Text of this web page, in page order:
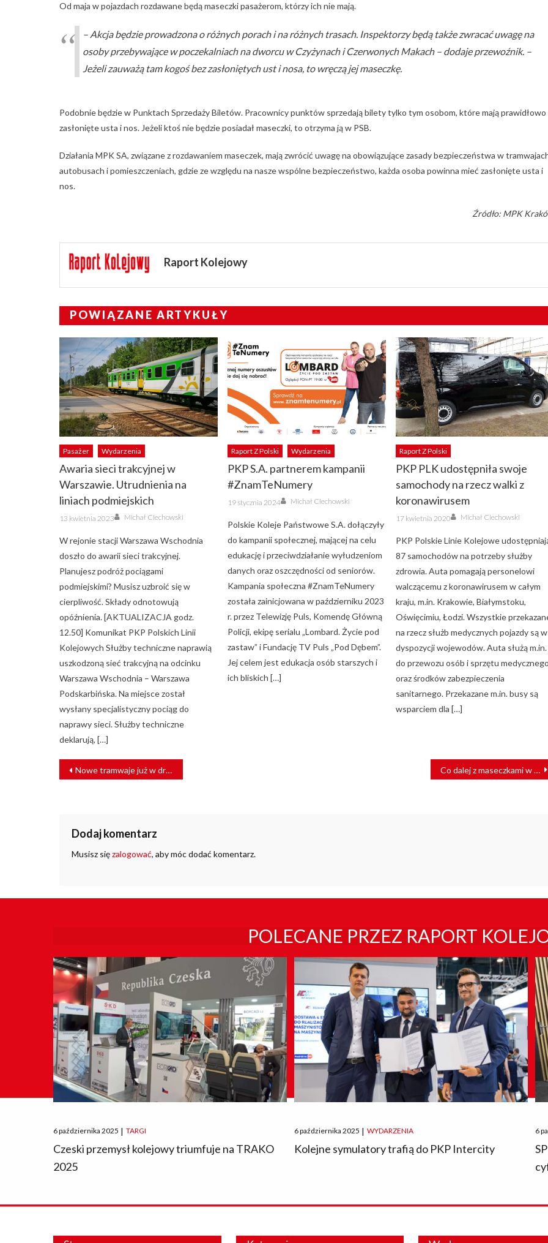
Od maja w pojazdach rozdawane będą maseczki pasażerom, którzy ich nie mają.
– Akcja będzie prowadzona o różnych porach i na różnych trasach. Inspektorzy będą także zwracać uwagę na
osoby przebywające w poczekalniach na dworcu w Czyżynach i Czerwonych Makach – dodaje przewoźnik. –
Jeżeli zauważą tam kogoś bez zasłoniętych ust i nosa, to wręczą jej maseczkę.
Podobnie będzie w Punktach Sprzedaży Biletów. Pracownicy punktów sprzedają bilety tylko tym osobom, które mają prawidłowo
zasłonięte usta i nos. Jeżeli ktoś nie będzie posiadał maseczki, to otrzyma ją w PSB.
Działania MPK SA, związane z rozdawaniem maseczek, mają zwrócić uwagę na obowiązujące zasady bezpieczeństwa w
autobusach i pomieszczeniach, gdzie ze względu na nasze wspólne bezpieczeństwo, każda osoba powinna mieć zasłonięte usta i
nos.
Źródło: MPK
Raport Kolejowy
POWIĄZANE ARTYKUŁY
Pasażer Wydarzenia
Awaria sieci trakcyjnej w
Warszawie. Utrudnienia na
liniach podmiejskich
Posted
on
13 kwietnia 2023 Author
Michał Ciechowski
W rejonie stacji Warszawa Wschodnia
doszło do awarii sieci trakcyjnej.
Planujesz podróż pociągami
podmiejskimi? Musisz uzbroić się w
cierpliwość. Składy odnotowują
opóźnienia. [AKTUALIZACJA godz.
12.50] Komunikat PKP Polskich Linii
Kolejowych Służby techniczne naprawią
uszkodzoną sieć trakcyjną na odcinku
Warszawa Wschodnia – Warszawa
Podskarbińska. Na miejsce został
wysłany specjalistyczny pociąg do
naprawy sieci. Służby techniczne
deklarują, […]
Raport Z Polski Wydarzenia
PKP S.A. partnerem kampanii
#ZnamTeNumery
Posted
on
19 stycznia 2024 Author
Michał Ciechowski
Polskie Koleje Państwowe S.A. dołączyły
do kampanii społecznej, mającej na celu
edukację i przeciwdziałanie wyłudzeniom
danych oraz oszczędności od seniorów.
Kampania społeczna #ZnamTeNumery
została zainicjowana w październiku 2023
r. przez Telewizję Puls, Komendę Główną
Policji, ekipę serialu „Lombard. Życie pod
zastaw” i Fundację TV Puls „Pod Dębem”.
Jej celem jest edukacja osób starszych i
ich bliskich […]
Raport Z Polski
PKP PLK udostępniła swoje
samochody na rzecz walki z
koronawirusem
Posted
on
17 kwietnia 2020 Author
Michał Ciechowski
PKP Polskie Linie Kolejowe
87 samochodów na potrzeby służby
zdrowia. Auta pomagają personelowi
walczącemu z koronawirusem w całym
kraju, m.in. Krakowie, Białymstoku,
Oświęcimiu, Łodzi. Wszystkie
na rzecz służb medycznych pojazdy są w
dyspozycji wojewodów. Auta służą m.in.
do przewozu osób i sprzętu
oraz środków zabezpieczenia
sanitarnego. Przekazane m.in. busy są
wsparciem dla […]
NAWIGACJA
WPISU
Nowe tramwaje już w drodze do Warszawy [FILM] Co dalej z maseczkami w publicznym transporcie zbiorowym? Od 15 maja…
Dodaj komentarz
Musisz sięzalogować, aby móc dodać komentarz.
POLECANE PRZEZ RAPORT
Posted
on
6 października 2025 | TARGI
Czeski przemysł kolejowy triumfuje na TRAKO
2025
Posted
on
6 października 2025 | WYDARZENIA
Kolejne symulatory trafią do PKP Intercity
on
6